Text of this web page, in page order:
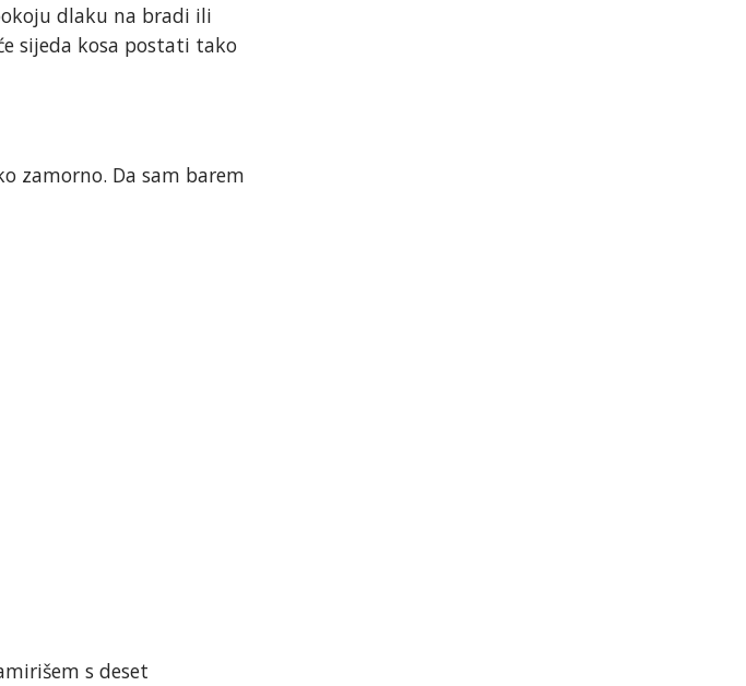
dlaku na bradi ili
sijeda kosa postati tako
zamorno. Da sam barem
s deset